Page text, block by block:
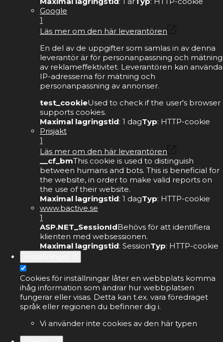
Google
1
Läs mer om den här leverantören
En del av de uppgifter som samlas in av denna
leverantör är för personanpassning och mätning
av reklameffektivitet. Leverantören kan använda
IP-adresserna för mätning och
personanpassning av annonser.
test_cookieUsed to check if the user's browser
supports cookies.
Maximal lagringstid: 1 dagTyp: HTTP-cookie
Prisjakt
1
Läs mer om den här leverantören
__cf_bmThis cookie is used to distinguish
between humans and bots. This is beneficial for
the website, in order to make valid reports on
the use of their website.
Maximal lagringstid: 1 dagTyp: HTTP-cookie
www.bactive.se
1
ASP.NET_SessionIdBehövs för att identifiera
klienten med websessionen.
Maximal lagringstid: SessionTyp: HTTP-cookie
Cookies för inställningar låter en webbplats komma
ihåg information som ändrar hur webbplatsen
fungerar eller visas. Detta kan t.ex. vara föredraget
språk eller regionen du befinner dig i.
Vi använder inte cookies av den här typen